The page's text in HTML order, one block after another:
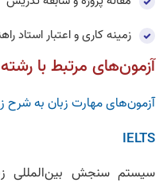
زمینه کاری و اعتبار استاد
آزمون‌های مرتبط با
آزمون‌های مهارت زبان به شرح
IELTS
سیستم سنجش بین‌المللی